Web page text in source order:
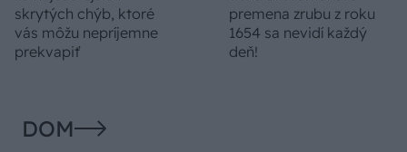
skrytých chýb, ktoré
vás môžu nepríjemne
prekvapiť
premena zrubu z roku
1654 sa nevidí každý
deň!
DOM